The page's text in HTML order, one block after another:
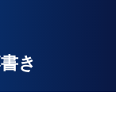
き